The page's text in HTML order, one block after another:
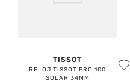
ENVIAR
TISSOT
RELOJ TISSOT PRC 100
SOLAR 34MM